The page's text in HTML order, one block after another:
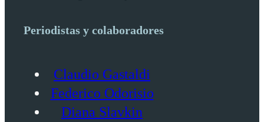
Periodistas y colaboradores
Claudio Gastaldi
Federico Odorisio
Diana Slavkin